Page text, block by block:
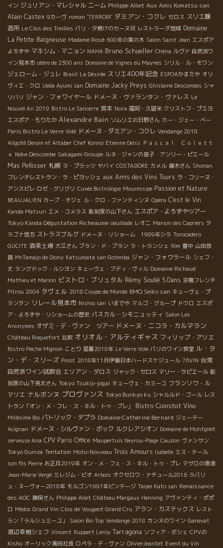
イン ジュリアン・マレシャル ニーム Philippe Alliet Aux Amis Komatsu san
Alain Castex 9カーヴ roman 'TERROIR' ダミアン・コクレ セロス スリエ醸
造所 Le Clos des Treilles パリ・夕焼けのセーヌ河 レストラーダ地域 Domaine
La Petite Baigneuse Madame Rosé 600年の栗の木 Salon Saint Jean エスポア
よろずや マキシム・マニョン NAHA Bruno Schueller Chéna ルヴァ 自然派ワ
イン見本市 cèdre de 2300 ans Domaine de Vignes du Maynes シリル・ル・モワン
ジェローム・ジュレ Brasil La Désirée スリエ400年記念 ESPOAかまたや オリ
ヴィエ・クロ Ueda Ayumi san Domaine Jacky Preys Ghislaine Descombes シャ
リバリ ジャン・フォワイヤール ドメーヌ・ヴァランタン・ヴァレス Le
Nouvel An 2019 Bistro Le Sancerre 宮本 Nora 福岡・久留米 クリストフ・プエヨ
エスポア・もりたか Alexandre Bain ソムリエの日野さん カー・ジェー・ベー
Paris Bistro Le Verre Volé ドメーヌ・ダミアン・コクレ Vendange 2018
Aligoté Derain et Altaber Chef Konno Etienne Deiss Ｐａｓｃａｌ Ｃｏｌｅｔｔ
ｅ Keke Descombe Sakagami Groupe ルネ・ジャンの息子 アンリー・ピエール
Mas Pellisser 札幌 ラ・プラッツ ヤバイ COSTADORE カメル 藤木さん Shonan
フレンチレストラン・ラ・ピヨッシュ aux Amis des Vins Tours ラ・コリーヌ・
アンスピレ ロゼ・グリグリ Cuvée Bistrologie Mouressipe Passion et Nature
BEAUJALIEN カーブ・オジェ ル・クロ・ファンティンヌ Opéra C'est le Vin
Kanda Matsuri エメ・コメラス 彫刻家の山下さん エスポア・よろずやツアー
Tokyo Kanda Dégustation Richeaume oeuillade レオニ Marion des Capriers タ
ラゴナ地方 ストラスブルグ ドメーヌ・リショーム 1989年シラ Torocadero
GUCITE 酒美土場 大江さん ブラン・ド・ブラン ラ・トランシェ film 豊中 山田恭
路 Mr.Tamajo de Diony Katsumata san Gotenba ジャン・フォワラール シェフ・
丈 ラングドック・ルシヨン キューヴェ・ブディ・ヴィル Domaine Richaud
Mathieu et Marion ビストロ・ブリュタル Rémy Soulié 50ans 京橋フレンチ
Pitrou 2004 タヴェル 2018 Coupe de Monde BMO Seiko san キューヴェ・プ
ランタン リレール見本市 Nishio san いまでや マルゴ・グループ ドウロ エスポ
ア・よろずや・リショームの歴史 パスカル・シモニュッティ Salon Les
Anonymes オザミ・デ・ヴァン ツアー ドメーヌ・ニコラ・カルマラン
Château Roquefort 北欧 オリオル・アルティギャス フィリップ・アリエ
Bistro Peche Mignon ことり 猛暑2018年 Le Verre Vole パリのワイン食堂 ル・タ
ン・デ・スリーズ Pinot 2018年11月伊藤日本ハードスケジュール 76VIN 台湾
自然派ワイン試飲会 エリアン・ダロス ジャック・セロス マリー・ラピエール 彫
刻家の山下亮太さん Tokyo Tsukiji-jogai キューヴェ・カミーユ フランソワ・ル
マリエ ナルボンヌ プロヴァンス Tokyo Bunkyo ku シャルルド・ゴール レス
トラン「オン・メ・フレ・ス・キル・トゥ・プレ」
Bistro Coinstot Vino
Millésime Bio パトリック・デプラ Domaine Catherine Bernard ジェーテー
Acignan ドメーヌ・シルヴァン・ボック ルクレアシオン Domaine de Montgilet
serveuse Ana CPV Paris Office Maupertuis Neyrou-Plage Cauzon ヴァンサン
Tokyo Guinza Tentation Moto-Nouveau Trois Amours Isabelle ミス・テール
son fils Pierre お正月2019年 オン・メ・フェ・ス・キル・トゥ・プレ マグロの漁港
Jean-Marie Vergé ミレジム・ビオ Arbois オクセロワ・ナチュール2016 ラパリ
ュ・ヌーヴォー2018年 モルゴン1997年ビンテージ Taipei Kato san Renaissance
des AOC 勝俣さん Philippe Aliet Château Margaux Henning アヴァンティ・ポポ
ロ Médoc Grand Vin Clos de Vougeot Grand Cru アラン・カステックス レスト
ラン「ラルシュミーユ」
Salon Bio Top Vendange 2018 カンヌのワイン Ganevat
渡辺幸樹シェフ Vincent Ruppert Leroy Tarragona ソフィア・ボシェ CPVの
Kisho オーリック濱田社長 ロペラ・デ・ヴァン OlivierJeantet Event du Vin